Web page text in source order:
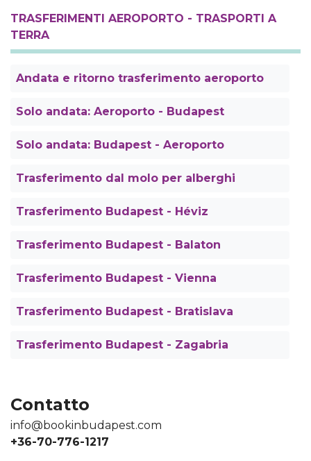
TRASFERIMENTI AEROPORTO - TRASPORTI A
TERRA
Andata e ritorno trasferimento aeroporto
Solo andata: Aeroporto - Budapest
Solo andata: Budapest - Aeroporto
Trasferimento dal molo per alberghi
Trasferimento Budapest - Héviz
Trasferimento Budapest - Balaton
Trasferimento Budapest - Vienna
Trasferimento Budapest - Bratislava
Trasferimento Budapest - Zagabria
Contatto
info@bookinbudapest.com
+36-70-776-1217